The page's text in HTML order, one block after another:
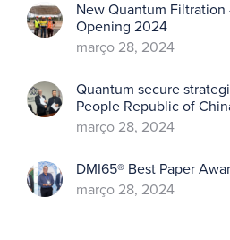
New Quantum
Opening 2024
março 28, 2024
Quantum secure
People Republic of
março 28, 2024
DMI65® Best Paper
março 28, 2024